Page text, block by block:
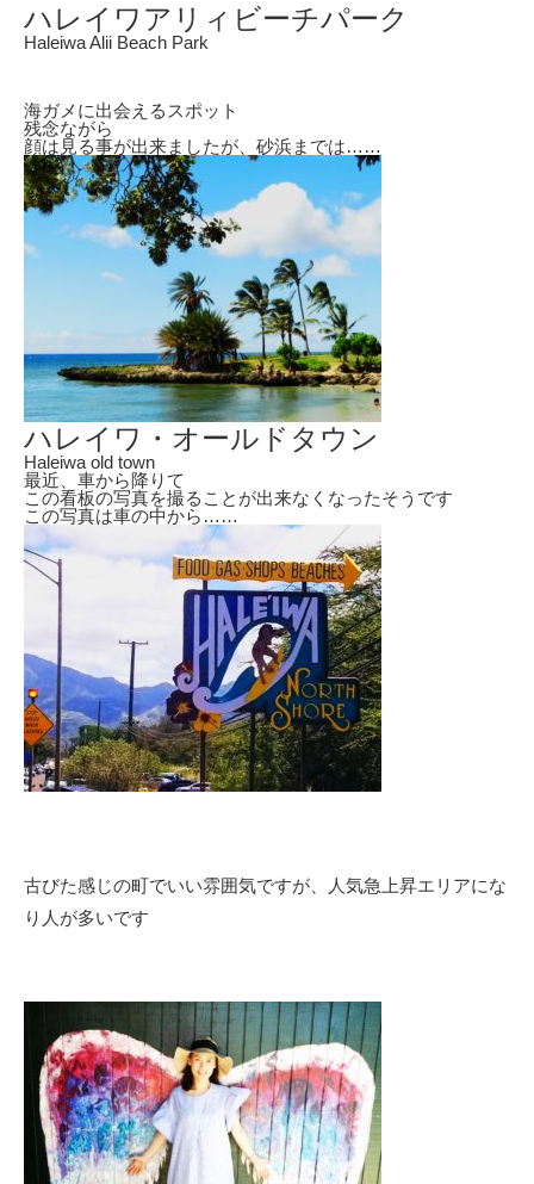
ハレイワアリィビーチパーク
Haleiwa Alii Beach Park
海ガメに出会えるスポット
残念ながら
顔は見る事が出来ましたが、砂浜までは……
ハレイワ・オールドタウン
Haleiwa old town
最近、車から降りて
この看板の写真を撮ることが出来なくなったそうです
この写真は車の中から……
古びた感じの町でいい雰囲気ですが、人気急上昇エリアにな
り人が多いです